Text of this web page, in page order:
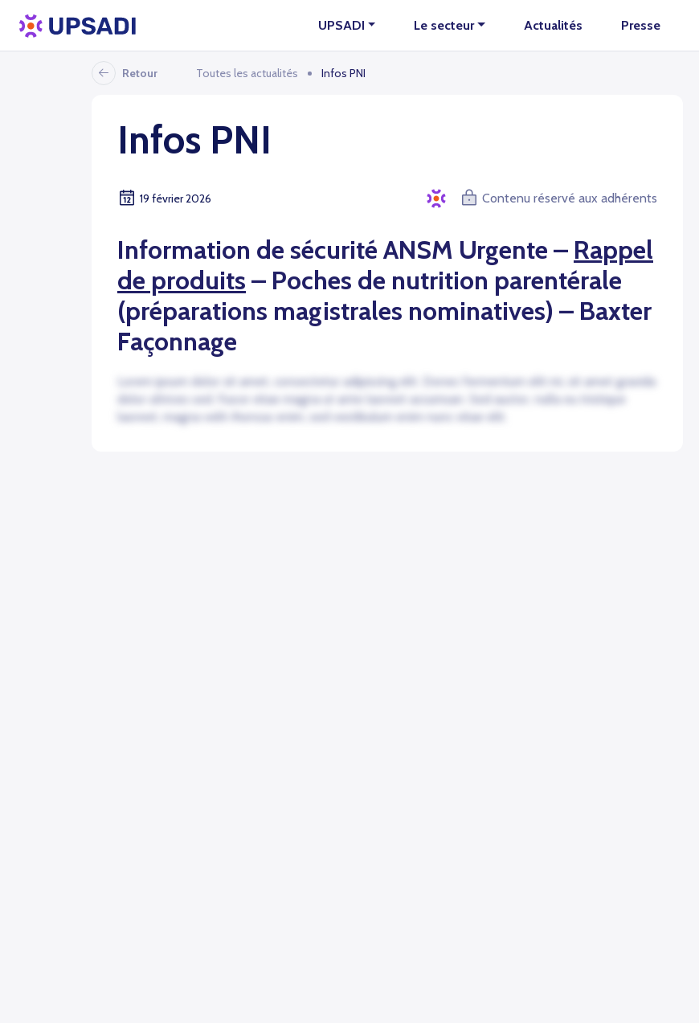
UPSADI Le secteur Actualités Presse
Retour Toutes les actualités Infos PNI
Infos PNI
19 février 2026 Contenu réservé aux adhérents
Information de sécurité ANSM Urgente – Rappel
de produits – Poches de nutrition parentérale
(préparations magistrales nominatives) – Baxter
Façonnage
Lorem ipsum dolor sit amet, consectetur adipiscing elit. Donec fermentum elit mi, sit amet gravida
dolor ultrices sed. Fusce vitae magna ut ante laoreet accumsan. Sed auctor, nulla eu tristique
laoreet, magna velit rhoncus enim, sed vestibulum enim nunc vitae elit.